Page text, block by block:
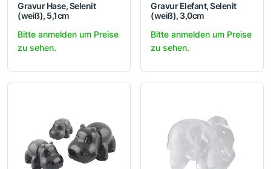
Gravur Hase, Selenit
(weiß), 5,1cm
Bitte anmelden um Preise
zu sehen.
Gravur Elefant, Selenit
(weiß), 3,0cm
Bitte anmelden um Preise
zu sehen.